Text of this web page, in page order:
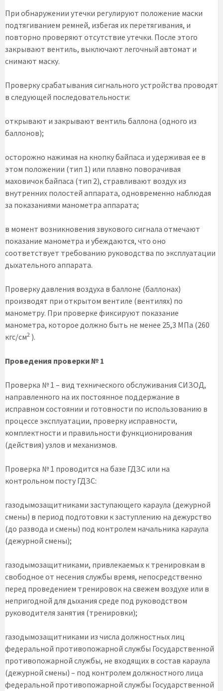
При обнаружении утечки регулируют положение маски
подтягиванием ремней, избегая их перетягивания, и
повторно проверяют отсутствие утечки. После этого
закрывают вентиль, выключают легочный автомат и
снимают маску.
Проверку срабатывания сигнального устройства проводят
в следующей последовательности:
открывают и закрывают вентиль баллона (одного из
баллонов);
осторожно нажимая на кнопку байпаса и удерживая ее в
этом положении (тип 1) или плавно поворачивая
маховичок байпаса (тип 2), стравливают воздух из
внутренних полостей аппарата, одновременно наблюдая
за показаниями манометра аппарата;
в момент возникновения звукового сигнала отмечают
показание манометра и убеждаются, что оно
соответствует требованию руководства по эксплуатации
дыхательного аппарата.
Проверку давления воздуха в баллоне (баллонах)
производят при открытом вентиле (вентилях) по
манометру. При проверке фиксируют показание
манометра, которое должно быть не менее 25,3 МПа (260
кгс/см2 ).
Проведения проверки № 1
Проверка № 1 – вид технического обслуживания СИЗОД,
направленного на их постоянное поддержание в
исправном состоянии и готовности по использованию в
процессе эксплуатации, проверку исправности,
комплектности и правильности функционирования
(действия) узлов и механизмов.
Проверка № 1 проводится на базе ГДЗС или на
контрольном посту ГДЗС:
газодымозащитниками заступающего караула (дежурной
смены) в период подготовки к заступлению на дежурство
(до развода и смены) под контролем начальника караула
(дежурной смены);
газодымозащитниками, привлекаемых к тренировкам в
свободное от несения службы время, непосредственно
перед проведением тренировок на свежем воздухе или в
непригодной для дыхания среде под руководством
руководителя занятия (тренировки);
газодымозащитниками из числа должностных лиц
федеральной противопожарной службы Государственной
противопожарной службы, не входящих в состав караула
(дежурной смены) – под контролем должностного лица
федеральной противопожарной службы Государственной